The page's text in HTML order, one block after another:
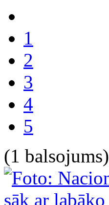
1
2
3
4
5
(1 balsojums)